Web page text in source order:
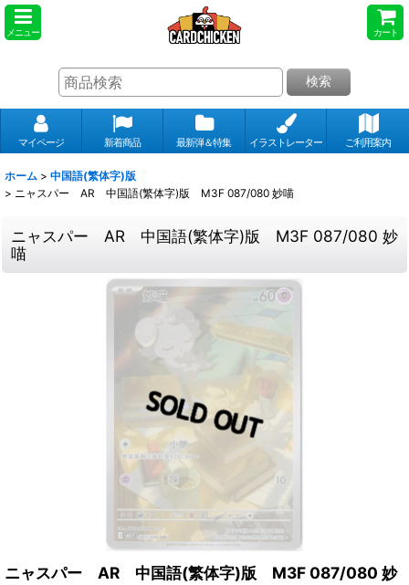
メニュー カート
検索
マイページ 新着商品 最新弾＆特集 イラストレーター ご利用案内
ホーム > 中国語(繁体字)版
> ニャスパー AR 中国語(繁体字)版 M3F 087/080 妙喵
ニャスパー AR 中国語(繁体字)版 M3F 087/080 妙
喵
ニャスパー AR 中国語(繁体字)版 M3F 087/080 妙